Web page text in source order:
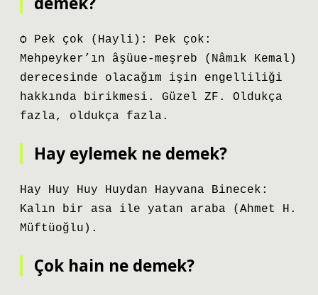
ѻ Pek çok (Hayli): Pek çok:
Mehpeyker’ın âşüue-meşreb (Nâmık Kemal)
derecesinde olacağım işin engelliliği
hakkında birikmesi. Güzel ZF. Oldukça
fazla, oldukça fazla.
Hay eylemek ne demek?
Hay Huy Huy Huydan Hayvana Binecek:
Kalın bir asa ile yatan araba (Ahmet H.
Müftüoğlu).
Çok hain ne demek?